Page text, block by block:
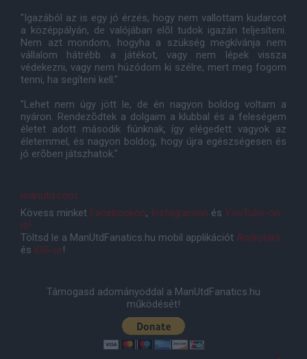
"Igazából az is egy jó érzés, hogy nem vallottam kudarcot
a középpályán, de valójában elõl tudok igazán teljesíteni.
Nem azt mondom, hogyha a szükség megkívánja nem
vállalom hátrébb a játékot, vagy nem lépek vissza
védekezni, vagy nem húzódom ki szélre, mert meg fogom
tenni, ha segíteni kell."
"Lehet nem úgy jött le, de én nagyon boldog voltam a
nyáron. Rendezõdtek a dolgaim a klubbal és a feleségem
életet adott második fiúnknak, így elégedett vagyok az
életemmel, és nagyon boldog, hogy újra egészségesen és
jó erõben játszhatok."
manutd.com
Kövess minket Facebookon, Instagramon és YouTube-on
is!
Töltsd le a ManUtdFanatics.hu mobil applikációt Androidra
és iOS-re!
Támogasd adományoddal a ManUtdFanatics.hu
működését!